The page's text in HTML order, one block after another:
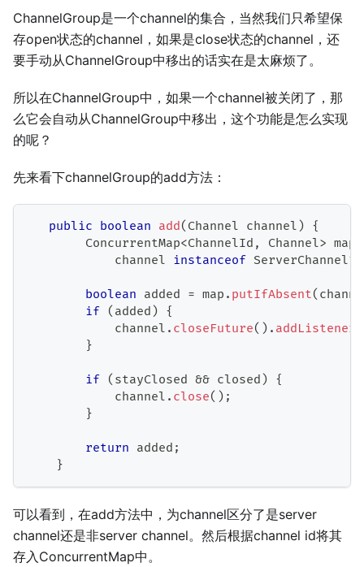
ChannelGroup是一个channel的集合，当然我们只希望保
存open状态的channel，如果是close状态的channel，还
要手动从ChannelGroup中移出的话实在是太麻烦了。
所以在ChannelGroup中，如果一个channel被关闭了，那
么它会自动从ChannelGroup中移出，这个功能是怎么实现
的呢？
先来看下channelGroup的add方法：
public boolean add( Channel channel ) {
ConcurrentMap<ChannelId , Channel> map
            channel
instanceof ServerChannel?
boolean added = map . putIfAbsent(
if ( added ) {
            channel
. closeFuture( ) . addListener
}
if ( stayClosed && closed ) {
            channel
. close( ) ;
}
return added ;
}
可以看到，在add方法中，为channel区分了是server
channel还是非server channel。然后根据channel id将其
存入ConcurrentMap中。